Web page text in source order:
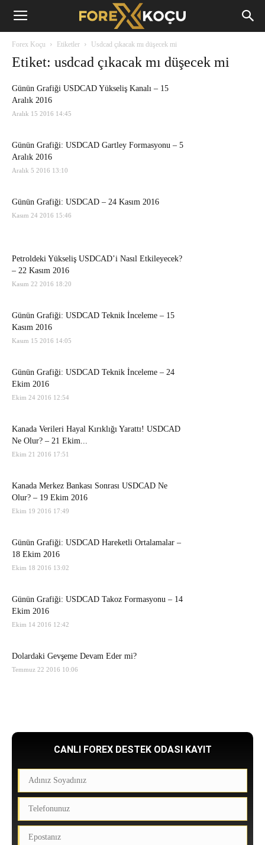
Forex
Forex Koçu Etiketler Usdcad çıkacak mı düşecek mi
Etiket: usdcad çıkacak mı düşecek mi
Günün Grafiği USDCAD Yükseliş Kanalı – 15
Aralık 2016
Aralık 15 2016 14:45
Günün Grafiği: USDCAD Gartley Formasyonu – 5
Aralık 2016
Aralık 5 2016 13:10
Günün Grafiği: USDCAD – 24 Kasım 2016
Kasım 24 2016 15:46
Petroldeki Yükseliş USDCAD’i Nasıl Etkileyecek?
– 22 Kasım 2016
Kasım 22 2016 18:20
Günün Grafiği: USDCAD Teknik İnceleme – 15
Kasım 2016
Kasım 15 2016 14:05
Günün Grafiği: USDCAD Teknik İnceleme – 24
Ekim 2016
Ekim 24 2016 12:54
Kanada Verileri Hayal Kırıklığı Yarattı! USDCAD
Ne Olur? – 21 Ekim...
Ekim 21 2016 17:51
Kanada Merkez Bankası Sonrası USDCAD Ne
Olur? – 19 Ekim 2016
Ekim 19 2016 17:49
Günün Grafiği: USDCAD Hareketli Ortalamalar –
18 Ekim 2016
Ekim 18 2016 13:02
Günün Grafiği: USDCAD Takoz Formasyonu – 14
Ekim 2016
Ekim 14 2016 12:42
Dolardaki Gevşeme Devam Eder mi?
Temmuz 22 2016 10:06
CANLI FOREX DESTEK ODASI KAYIT